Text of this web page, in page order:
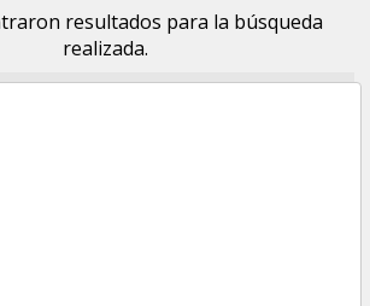
resultados para la búsqueda
realizada.